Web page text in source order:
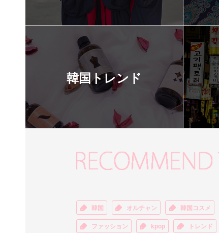
韓国トレンド
韓国 オルチャン 韓国コスメ
ファッション kpop トレンド